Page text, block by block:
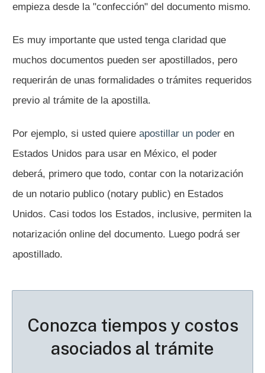
empieza desde la "confección" del documento mismo.
Es muy importante que usted tenga claridad que
muchos documentos pueden ser apostillados, pero
requerirán de unas formalidades o trámites requeridos
previo al trámite de la apostilla.
Por ejemplo, si usted quiere apostillar un poder en
Estados Unidos para usar en México, el poder
deberá, primero que todo, contar con la notarización
de un notario publico (notary public) en Estados
Unidos. Casi todos los Estados, inclusive, permiten la
notarización online del documento. Luego podrá ser
apostillado.
Conozca tiempos y costos
asociados al trámite